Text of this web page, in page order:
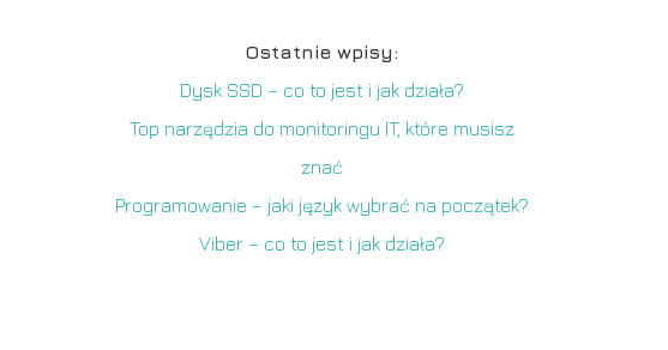
Ostatnie wpisy:
Dysk SSD – co to jest i jak działa?
Top narzędzia do monitoringu IT, które musisz
znać
Programowanie – jaki język wybrać na początek?
Viber – co to jest i jak działa?